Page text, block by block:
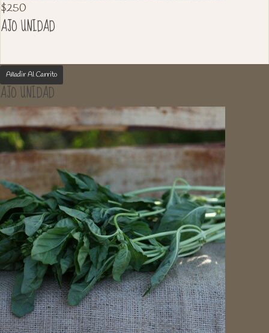
$250
AJO UNIDAD
Añadir Al Carrito
AJO UNIDAD